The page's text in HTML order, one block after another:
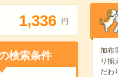
1,336 円
検索条件 加布
り揃
だわ